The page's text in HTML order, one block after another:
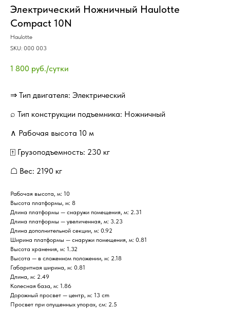
Электрический Ножничный Haulotte
Compact 10N
Haulotte
SKU: 000 003
1 800 руб./сутки
⇒ Тип двигателя: Электрический
⌕ Тип конструкции подъемника: Ножничный
∧ Рабочая высота 10 м
⍐ Грузоподъемность: 230 кг
☖ Вес: 2190 кг
Рабочая высота, м: 10
Высота платформы, м: 8
Длина платформы — снаружи помещения, м: 2.31
Длина платформы — увеличенная, м: 3.23
Длина дополнительной секции, м: 0.92
Ширина платформы — снаружи помещения, м: 0.81
Высота хранения, м: 1.32
Высота — в сложенном положении, м: 2.18
Габаритная ширина, м: 0.81
Длина, м: 2.49
Колесная база, м: 1.86
Дорожный просвет — центр, м: 13 cm
Просвет при опущенных упорах, см: 2.5